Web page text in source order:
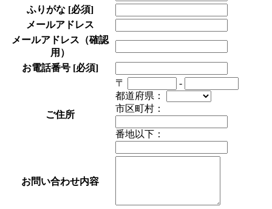
ふりがな [必須]
メールアドレス
メールアドレス（確認
用）
お電話番号 [必須]
ご住所
〒
-
都道府県：
市区町村：
番地以下：
お問い合わせ内容